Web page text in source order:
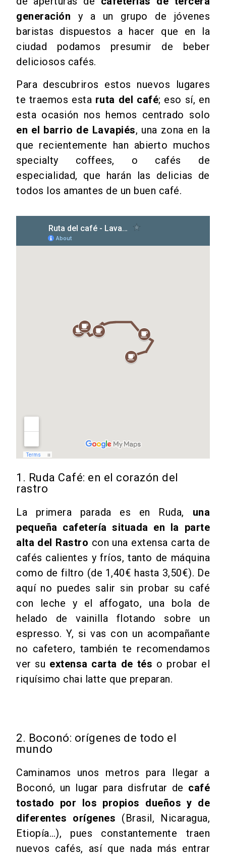
generación y a un grupo de jóvenes
baristas dispuestos a hacer que en la
ciudad podamos presumir de beber
deliciosos cafés.
Para descubriros estos nuevos lugares
te traemos esta ruta del café; eso sí, en
esta ocasión nos hemos centrado solo
en el barrio de Lavapiés, una zona en la
que recientemente han abierto muchos
specialty coffees, o cafés de
especialidad, que harán las delicias de
todos los amantes de un buen café.
1. Ruda Café: en el corazón del
rastro
La primera parada es en Ruda, una
pequeña cafetería situada en la parte
alta del Rastro con una extensa carta de
cafés calientes y fríos, tanto de máquina
como de filtro (de 1,40€ hasta 3,50€). De
aquí no puedes salir sin probar su café
con leche y el affogato, una bola de
helado de vainilla flotando sobre un
espresso. Y, si vas con un acompañante
no cafetero, también te recomendamos
ver su extensa carta de tés o probar el
riquísimo chai latte que preparan.
2. Boconó: orígenes de todo el
mundo
Caminamos unos metros para llegar a
Boconó, un lugar para disfrutar de café
tostado por los propios dueños y de
diferentes orígenes (Brasil, Nicaragua,
Etiopía…), pues constantemente traen
nuevos cafés, así que nada más entrar